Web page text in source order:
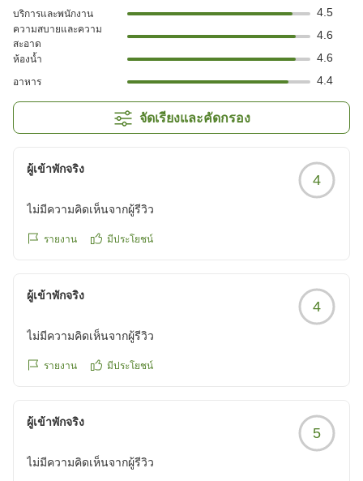
บริการและพนักงาน 4.5
ความสบายและความ
สะอาด
4.6
ห้องน้ำ 4.6
อาหาร 4.4
จัดเรียงและคัดกรอง
ผู้เข้าพักจริง
4
ไม่มีความคิดเห็นจากผู้รีวิว
รายงาน มีประโยชน์
ผู้เข้าพักจริง
4
ไม่มีความคิดเห็นจากผู้รีวิว
รายงาน มีประโยชน์
ผู้เข้าพักจริง
5
ไม่มีความคิดเห็นจากผู้รีวิว